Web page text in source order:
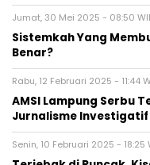
Jumat, 30 Mei 2025 - 08:50
Sistemkah Yang
Benar?
Rabu, 12 Februari 2025 - 11:44
AMSI Lampung Serbu
Jurnalisme Investigatif
Senin, 10 Februari 2025 - 18:25